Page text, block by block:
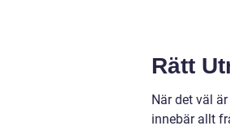
Rätt
När det väl
innebär allt